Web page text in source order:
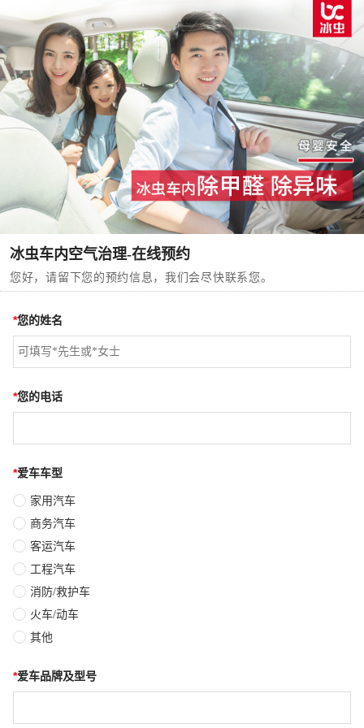
冰虫车内空气治理-在线预约
您好，请留下您的预约信息，我们会尽快联系您。
*您的姓名
*您的电话
*爱车车型
家用汽车
商务汽车
客运汽车
工程汽车
消防/救护车
火车/动车
其他
*爱车品牌及型号